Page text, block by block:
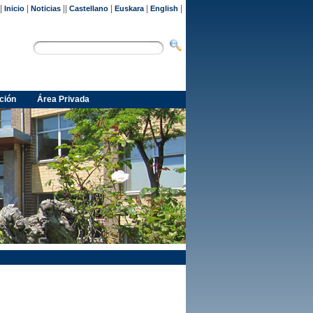
Inicio Noticias Castellano Euskara| English
Área Privada